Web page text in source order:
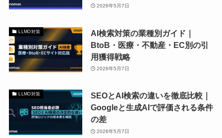
2026年5月7日
LLMO対策
AI検索対策の業種別ガイド｜
BtoB・医療・不動産・EC別の引
用獲得戦略
2026年5月7日
LLMO対策
SEOとAI検索の違いを徹底比較｜
Googleと生成AIで評価される条件
の差
2026年5月7日